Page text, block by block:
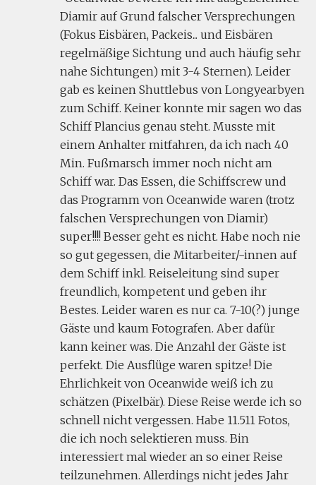
Diamir auf Grund falscher Versprechungen
(Fokus Eisbären, Packeis... und Eisbären
regelmäßige Sichtung und auch häufig sehr
nahe Sichtungen) mit 3-4 Sternen). Leider
gab es keinen Shuttlebus von Longyearbyen
zum Schiff. Keiner konnte mir sagen wo das
Schiff Plancius genau steht. Musste mit
einem Anhalter mitfahren, da ich nach 40
Min. Fußmarsch immer noch nicht am
Schiff war. Das Essen, die Schiffscrew und
das Programm von Oceanwide waren (trotz
falschen Versprechungen von Diamir)
super!!!! Besser geht es nicht. Habe noch nie
so gut gegessen, die Mitarbeiter/-innen auf
dem Schiff inkl. Reiseleitung sind super
freundlich, kompetent und geben ihr
Bestes. Leider waren es nur ca. 7-10(?) junge
Gäste und kaum Fotografen. Aber dafür
kann keiner was. Die Anzahl der Gäste ist
perfekt. Die Ausflüge waren spitze! Die
Ehrlichkeit von Oceanwide weiß ich zu
schätzen (Pixelbär). Diese Reise werde ich so
schnell nicht vergessen. Habe 11.511 Fotos,
die ich noch selektieren muss. Bin
interessiert mal wieder an so einer Reise
teilzunehmen. Allerdings nicht jedes Jahr